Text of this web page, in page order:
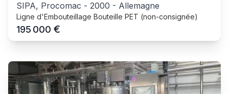
SIPA, Procomac - 2000 - Allemagne
Ligne d'Embouteillage Bouteille PET (non-consignée)
195 000 €